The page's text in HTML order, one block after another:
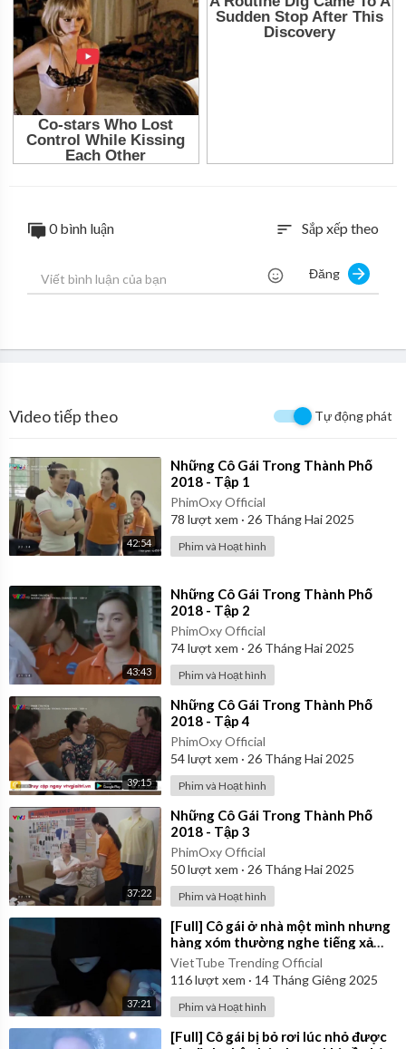
0 bình luận sort Sắp xếp theo
Đăng
Video tiếp theo Tự động phát
42:54
⁣Những Cô Gái Trong Thành Phố
2018 - Tập 1
PhimOxy Official
78 lượt xem · 26 Tháng Hai 2025
Phim và Hoạt hình
43:43
⁣Những Cô Gái Trong Thành Phố
2018 - Tập 2
PhimOxy Official
74lượt xem · 26 Tháng Hai 2025
Phim và Hoạt hình
39:15
⁣Những Cô Gái Trong Thành Phố
2018 - Tập 4
PhimOxy Official
54lượt xem · 26 Tháng Hai 2025
Phim và Hoạt hình
37:22
⁣Những Cô Gái Trong Thành Phố
2018 - Tập 3
PhimOxy Official
50lượt xem · 26 Tháng Hai 2025
Phim và Hoạt hình
37:21
⁣[Full] Cô gái ở nhà một mình nhưng
hàng xóm thường nghe tiếng xả
nước ở nhà cô lúc 1 giờ khuya
VietTube Trending Official
116lượt xem · 14 Tháng Giêng 2025
Phim và Hoạt hình
⁣[Full] Cô gái bị bỏ rơi lúc nhỏ được